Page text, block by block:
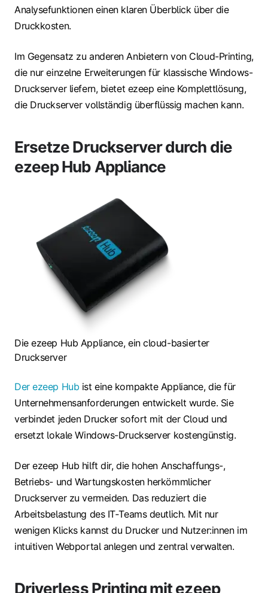
Analysefunktionen einen klaren Überblick über die
Druckkosten.
Im Gegensatz zu anderen Anbietern von Cloud-Printing,
die nur einzelne Erweiterungen für klassische Windows-
Druckserver liefern, bietet ezeep eine Komplettlösung,
die Druckserver vollständig überflüssig machen kann.
Ersetze Druckserver durch die
ezeep Hub Appliance
Die ezeep Hub Appliance, ein cloud-basierter
Druckserver
Der ezeep Hub ist eine kompakte Appliance, die für
Unternehmensanforderungen entwickelt wurde. Sie
verbindet jeden Drucker sofort mit der Cloud und
ersetzt lokale Windows-Druckserver kostengünstig.
Der ezeep Hub hilft dir, die hohen Anschaffungs-,
Betriebs- und Wartungskosten herkömmlicher
Druckserver zu vermeiden. Das reduziert die
Arbeitsbelastung des IT‑Teams deutlich. Mit nur
wenigen Klicks kannst du Drucker und Nutzer:innen im
intuitiven Webportal anlegen und zentral verwalten.
Driverless Printing mit ezeep